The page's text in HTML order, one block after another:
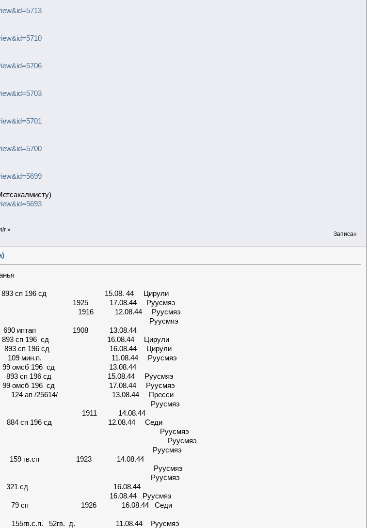
»
Записан
893 сп 196 сд 15.08. 44 Цирули
л-т 1925 17.08.44 Руусмяэ
м-р 1916 12.08.44 Руусмяэ
т Руусмяэ
690 иптап 1908 13.08.44
893 сп 196 сд 16.08.44 Цирули
893 сп 196 сд 16.08.44 Цирули
109 мин.п. 11.08.44 Руусмяэ
99 омсб 196 сд 13.08.44
893 сп 196 сд 15.08.44 Руусмяэ
196 сд 17.08.44 Руусмяэ
124 ап /25614/ 13.08.44 Пресси
на Руусмяэ
ст-на 1911 14.08.44
884 сп 196 сд 12.08.44 Седи
ряд. Руусмяэ
ряд. Руусмяэ
ряд. Руусмяэ
т 159 гв.сп 1923 14.08.44
ряд. Руусмяэ
М. ряд Руусмяэ
ряд. 321 сд 16.08.44
ряд. 16.08.44 Руусмяэ
ряд. 79 сп 1926 16.08.44 Седи
ст.с-т
52гв. д. 11.08.44 Руусмяэ